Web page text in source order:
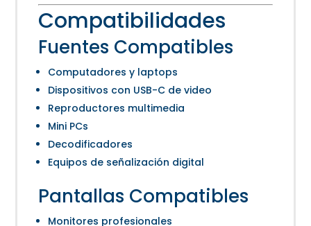
Compatibilidades
Fuentes Compatibles
Computadores y laptops
Dispositivos con USB-C de video
Reproductores multimedia
Mini PCs
Decodificadores
Equipos de señalización digital
Pantallas Compatibles
Monitores profesionales